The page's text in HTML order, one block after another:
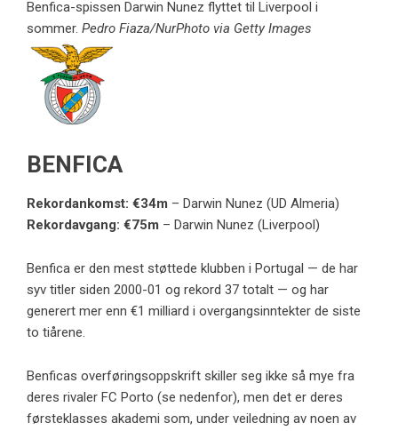
Benfica-spissen Darwin Nunez flyttet til Liverpool i
sommer. Pedro Fiaza/NurPhoto via Getty Images
BENFICA
Rekordankomst: €34m – Darwin Nunez (UD Almeria)
Rekordavgang: €75m – Darwin Nunez (Liverpool)
Benfica er den mest støttede klubben i Portugal — de har
syv titler siden 2000-01 og rekord 37 totalt — og har
generert mer enn €1 milliard i overgangsinntekter de siste
to tiårene.
Benficas overføringsoppskrift skiller seg ikke så mye fra
deres rivaler FC Porto (se nedenfor), men det er deres
førsteklasses akademi som, under veiledning av noen av